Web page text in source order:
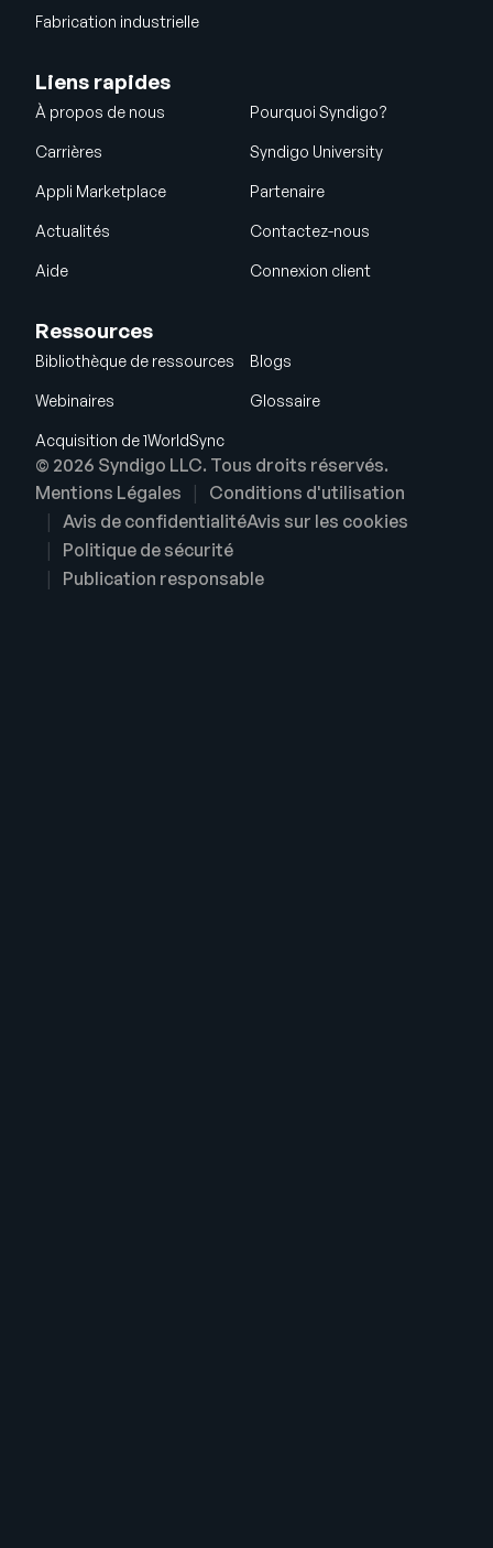
Fabrication industrielle
Liens rapides
À propos de nous Pourquoi Syndigo?
Carrières Syndigo University
Appli Marketplace Partenaire
Actualités Contactez-nous
Aide Connexion client
Ressources
Bibliothèque de ressources Blogs
Webinaires Glossaire
Acquisition de 1WorldSync
© 2026 Syndigo LLC. Tous droits réservés.
Mentions Légales
Conditions d'utilisation
Avis de confidentialitéAvis sur les cookies
Politique de sécurité
Publication responsable